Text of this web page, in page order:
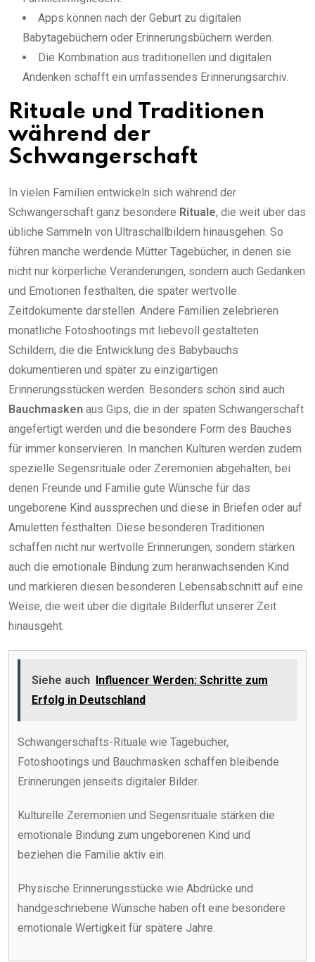
Apps können nach der Geburt zu digitalen
Babytagebüchern oder Erinnerungsbüchern werden.
Die Kombination aus traditionellen und digitalen
Andenken schafft ein umfassendes Erinnerungsarchiv.
Rituale und Traditionen
während der
Schwangerschaft
In vielen Familien entwickeln sich während der
Schwangerschaft ganz besondere Rituale, die weit über das
übliche Sammeln von Ultraschallbildern hinausgehen. So
führen manche werdende Mütter Tagebücher, in denen sie
nicht nur körperliche Veränderungen, sondern auch Gedanken
und Emotionen festhalten, die später wertvolle
Zeitdokumente darstellen. Andere Familien zelebrieren
monatliche Fotoshootings mit liebevoll gestalteten
Schildern, die die Entwicklung des Babybauchs
dokumentieren und später zu einzigartigen
Erinnerungsstücken werden. Besonders schön sind auch
Bauchmasken aus Gips, die in der späten Schwangerschaft
angefertigt werden und die besondere Form des Bauches
für immer konservieren. In manchen Kulturen werden zudem
spezielle Segensrituale oder Zeremonien abgehalten, bei
denen Freunde und Familie gute Wünsche für das
ungeborene Kind aussprechen und diese in Briefen oder auf
Amuletten festhalten. Diese besonderen Traditionen
schaffen nicht nur wertvolle Erinnerungen, sondern stärken
auch die emotionale Bindung zum heranwachsenden Kind
und markieren diesen besonderen Lebensabschnitt auf eine
Weise, die weit über die digitale Bilderflut unserer Zeit
hinausgeht.
Siehe auch Influencer Werden: Schritte zum
Erfolg in Deutschland
Schwangerschafts-Rituale wie Tagebücher,
Fotoshootings und Bauchmasken schaffen bleibende
Erinnerungen jenseits digitaler Bilder.
Kulturelle Zeremonien und Segensrituale stärken die
emotionale Bindung zum ungeborenen Kind und
beziehen die Familie aktiv ein.
Physische Erinnerungsstücke wie Abdrücke und
handgeschriebene Wünsche haben oft eine besondere
emotionale Wertigkeit für spätere Jahre.